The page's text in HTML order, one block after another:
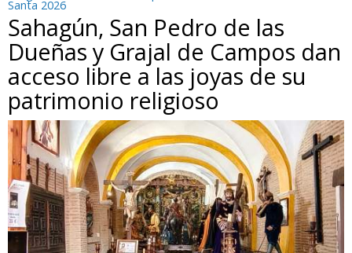
Santa 2026
Sahagún, San Pedro de las
Dueñas y Grajal de Campos dan
acceso libre a las joyas de su
patrimonio religioso